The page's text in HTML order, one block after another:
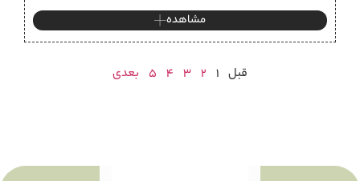
مشاهده
قبل 1
2
3
4
5 بعدی